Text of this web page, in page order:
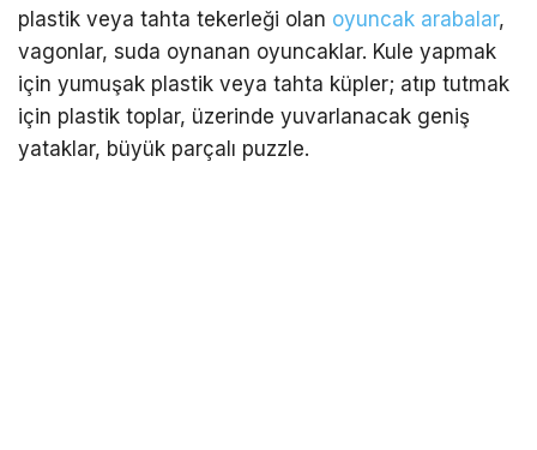
plastik veya tahta tekerleği olan oyuncak arabalar,
vagonlar, suda oynanan oyuncaklar. Kule yapmak
için yumuşak plastik veya tahta küpler; atıp tutmak
için plastik toplar, üzerinde yuvarlanacak geniş
yataklar, büyük parçalı puzzle.